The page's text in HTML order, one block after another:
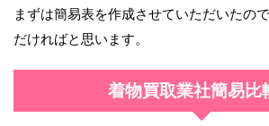
まずは簡易表を作成させていただいたの
だければと思います。
着物買取業社簡易比